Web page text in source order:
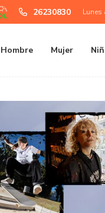
Hombre Mujer
26230830